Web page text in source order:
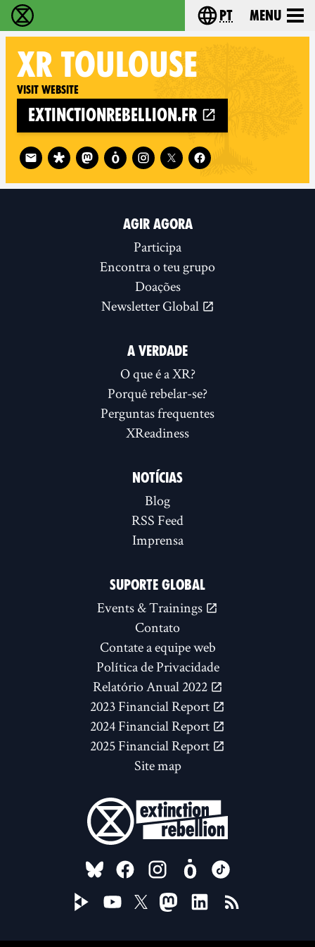
Extinction Rebellion - Home Choose your
pt Menu
XR TOULOUSE
Visit website
extinctionrebellion.fr
Follow XR Toulouse on
AGIR AGORA
Participa
Encontra o teu grupo
Doações
Newsletter Global
A VERDADE
O que é a XR?
Porquê rebelar-se?
Perguntas frequentes
XReadiness
NOTÍCIAS
Blog
RSS Feed
Imprensa
SUPORTE GLOBAL
Events & Trainings
Contato
Contate a equipe web
Política de Privacidade
Relatório Anual 2022
2023 Financial Report
2024 Financial Report
2025 Financial Report
Site map
FOLLOW US ON